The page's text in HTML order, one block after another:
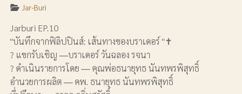
Jar-Buri
Jarburi EP.10
"บันทึกจากฟิลิปปินส์: เส้นทางของบราเดอร์ "✝
? แขกรับเชิญ ―บราเดอร์ วันฉลอง รจนา
? ดำเนินรายการโดย ― คุณพ่อธนายุทธ นันทพรพิสุทธิ์
อำนวยการผลิต ― คพ. ธนายุทธ นันทพรพิสุทธิ์